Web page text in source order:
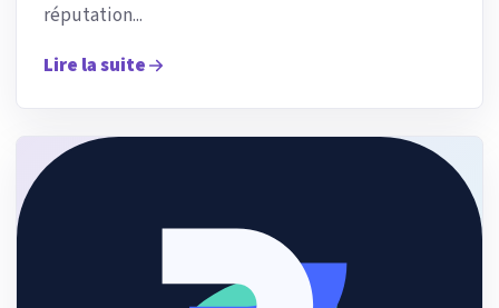
réputation...
Lire la suite